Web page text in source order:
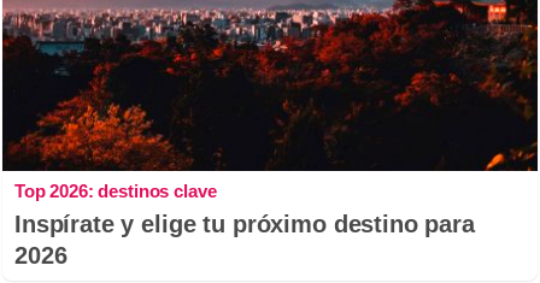
Top 2026: destinos clave
Inspírate y elige tu próximo destino para
2026